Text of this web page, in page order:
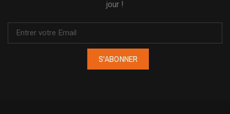
jour !
S'ABONNER